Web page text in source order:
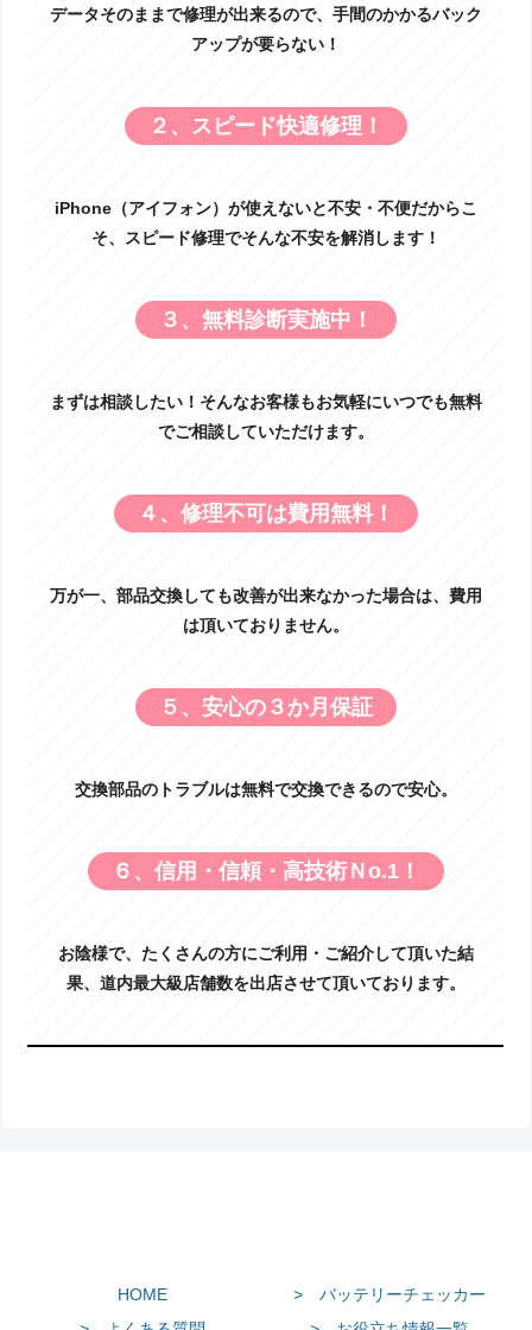
こんにちは！スマートクリア新札幌サンピアザ
店です！ 今回はiPhone12の画面交換修理のご
データそのままで修理が出来るので、手間のかかるバック
アップが要らない！
２、スピード快適修理！
iPhone（アイフォン）が使えないと不安・不便だからこ
そ、スピード修理でそんな不安を解消します！
３、無料診断実施中！
まずは相談したい！そんなお客様もお気軽にいつでも無料
でご相談していただけます。
４、修理不可は費用無料！
万が一、部品交換しても改善が出来なかった場合は、費用
は頂いておりません。
５、安心の３か月保証
交換部品のトラブルは無料で交換できるので安心。
６、信用・信頼・高技術Ｎo.1！
お陰様で、たくさんの方にご利用・ご紹介して頂いた結
果、道内最大級店舗数を出店させて頂いております。
HOME
> バッテリーチェッカー